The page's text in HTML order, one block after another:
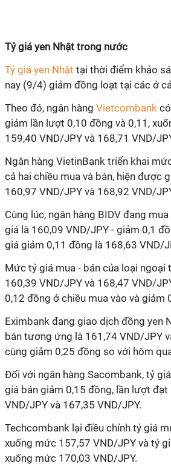
Tỷ giá yen Nhật trong nước
Tỷ giá yen Nhật tại thời điểm khảo
nay (9/4) giảm đồng loạt tại các ở
Theo đó, ngân hàng Vietcombank
giảm lần lượt 0,10 đồng và 0,11,
159,40 VND/JPY và 168,71 VND/
Ngân hàng VietinBank triển khai
cả hai chiều mua và bán, hiện được
160,97 VND/JPY và 168,92 VND/
Cùng lúc, ngân hàng BIDV đang
giá là 160,09 VND/JPY - giảm 0,1
giá giảm 0,11 đồng là 168,63 VND/
Mức tỷ giá mua - bán của loại ngoại
160,39 VND/JPY và 168,47 VND/
0,12 đồng ở chiều mua vào và giảm
Eximbank đang giao dịch đồng yen
bán tương ứng là 161,74 VND/JPY
cùng giảm 0,25 đồng so với hôm
Đối với ngân hàng Sacombank, tỷ
giá bán giảm 0,15 đồng, lần lượt
VND/JPY và 167,35 VND/JPY.
Techcombank lại điều chỉnh tỷ giá
xuống mức 157,57 VND/JPY và tỷ
xuống mức 170,03 VND/JPY.